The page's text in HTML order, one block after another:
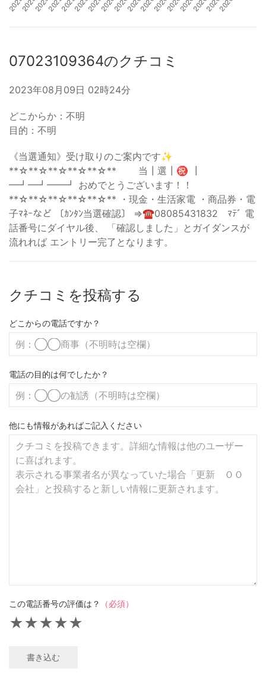
07023109364のクチコミ
2023年08月09日 02時24分
どこからか：不明
目的：不明
《当選通知》受け取りのご案内です✨
**☆**☆**☆**☆**☆** 当┃選┃㊗ ┃
━┛━┛━━┛ おめでとうございます！！
**☆**☆**☆**☆**☆** ・現金・生活家電 ・商品券・電
子ﾏﾈｰなど 〔ｶﾝﾀﾝ当選確認〕 ⇒☎08085431832 ﾏﾃﾞ 電
話番号にダイヤル後、 「確認しました」とガイダンスが
流れれば エントリー完了となります。
クチコミを投稿する
どこからの電話ですか？
電話の目的は何でしたか？
他にも情報があればご記入ください
この電話番号の評価は？ （必須）
★
★
★
★
★
書き込む